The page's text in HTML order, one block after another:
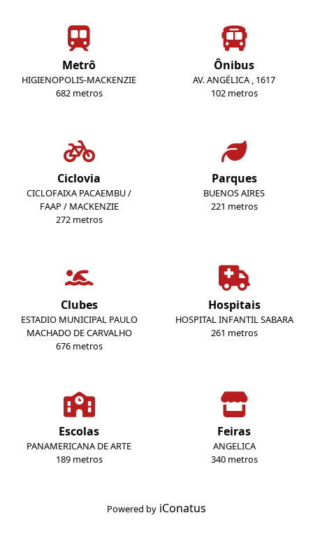
Metrô
HIGIENOPOLIS-MACKENZIE
682 metros
Ônibus
AV. ANGÉLICA , 1617
102 metros
Ciclovia
CICLOFAIXA PACAEMBU /
FAAP / MACKENZIE
272 metros
Parques
BUENOS AIRES
221 metros
Clubes
ESTADIO MUNICIPAL PAULO
MACHADO DE CARVALHO
676 metros
Hospitais
HOSPITAL INFANTIL SABARA
261 metros
Escolas
PANAMERICANA DE ARTE
189 metros
Feiras
ANGELICA
340 metros
Powered by iConatus